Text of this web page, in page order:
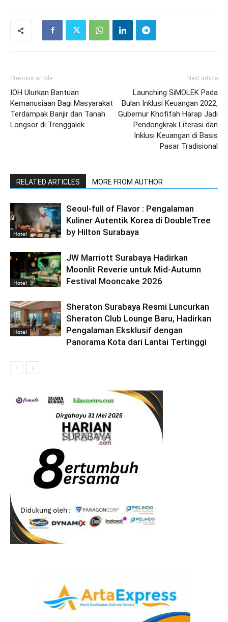
Previous article
IOH Ulurkan Bantuan
Kemanusiaan Bagi Masyarakat
Terdampak Banjir dan Tanah
Longsor di Trenggalek
Next article
Launching SiMOLEK Pada
Bulan Inklusi Keuangan 2022,
Gubernur Khofifah Harap Jadi
Pendongkrak Literasi dan
Inklusi Keuangan di Basis
Pasar Tradisional
RELATED ARTICLES MORE FROM AUTHOR
Hotel
Seoul-full of Flavor : Pengalaman
Kuliner Autentik Korea di DoubleTree
by Hilton Surabaya
Hotel
JW Marriott Surabaya Hadirkan
Moonlit Reverie untuk Mid-Autumn
Festival Mooncake 2026
Hotel
Sheraton Surabaya Resmi Luncurkan
Sheraton Club Lounge Baru, Hadirkan
Pengalaman Eksklusif dengan
Panorama Kota dari Lantai Tertinggi